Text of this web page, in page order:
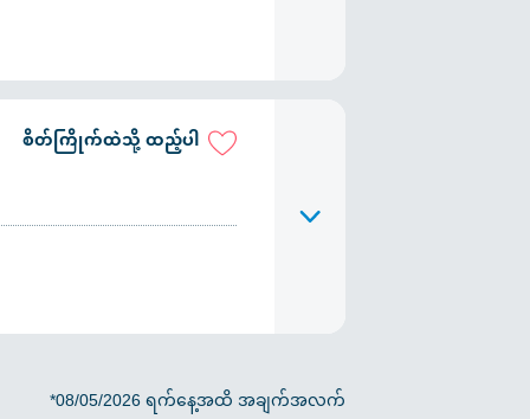
စိတ်ကြိုက်ထဲသို့ ထည့်ပါ
*08/05/2026 ရက်နေ့အထိ အချက်အလက်